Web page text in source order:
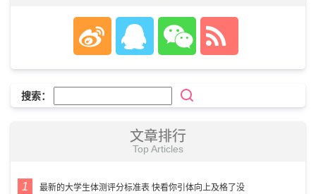
搜索：
文章排行
Top Articles
最新的大学生体测评分标准表 快看你引体向上及格了没